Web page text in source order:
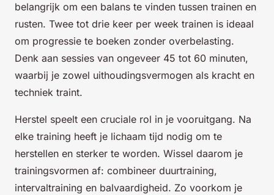
belangrijk om een balans te vinden tussen trainen en
rusten. Twee tot drie keer per week trainen is ideaal
om progressie te boeken zonder overbelasting.
Denk aan sessies van ongeveer 45 tot 60 minuten,
waarbij je zowel uithoudingsvermogen als kracht en
techniek traint.
Herstel speelt een cruciale rol in je vooruitgang. Na
elke training heeft je lichaam tijd nodig om te
herstellen en sterker te worden. Wissel daarom je
trainingsvormen af: combineer duurtraining,
intervaltraining en balvaardigheid. Zo voorkom je